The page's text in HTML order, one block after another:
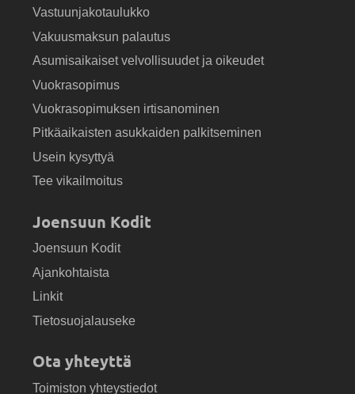
Vastuunjakotaulukko
Vakuusmaksun palautus
Asumisaikaiset velvollisuudet ja oikeudet
Vuokrasopimus
Vuokrasopimuksen irtisanominen
Pitkäaikaisten asukkaiden palkitseminen
Usein kysyttyä
Tee vikailmoitus
Joensuun Kodit
Joensuun Kodit
Ajankohtaista
Linkit
Tietosuojalauseke
Ota yhteyttä
Toimiston yhteystiedot